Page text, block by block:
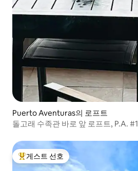
Puerto Aventuras의 로프트
돌고래 수족관 바로 앞 로프트, P.A. #1
상위 게스트 선호
게스트 선호